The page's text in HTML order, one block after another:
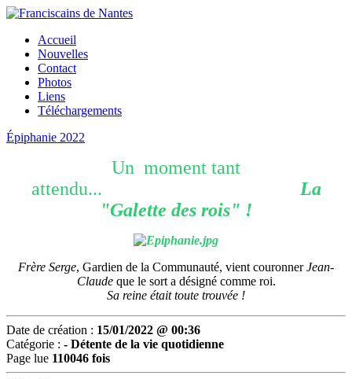
Accueil
Nouvelles
Contact
Photos
Liens
Téléchargements
Épiphanie 2022
Un moment tant
attendu...
La
"Galette des rois" !
Frère Serge, Gardien de la Communauté, vient couronnerJean-
Claudeque le sort a désigné comme roi.
Sa reine était toute trouvée !
Date de création : 15/01/2022 @ 00:36
Catégorie : - Détente de la vie quotidienne
Page lue 110046 fois